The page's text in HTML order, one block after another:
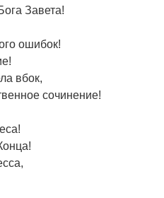
Завета!
ошибок!
вбок,
сочинение!